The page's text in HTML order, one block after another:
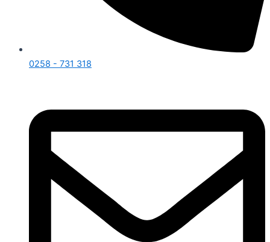
0258 - 731 318